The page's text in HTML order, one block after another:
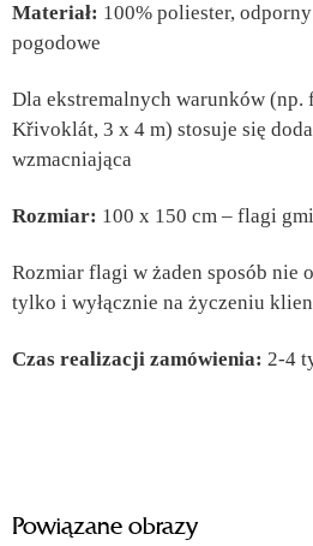
Materiał: 100% poliester,
pogodowe
Dla ekstremalnych warunków (np.
Křivoklát, 3 x 4 m) stosuje się
wzmacniająca
Rozmiar: 100 x 150 cm – flagi
Rozmiar flagi w żaden sposób nie
tylko i wyłącznie na życzeniu
Czas realizacji zamówienia: 2-4
Powiązane obrazy